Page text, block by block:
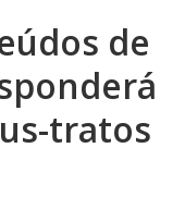
de
tratos